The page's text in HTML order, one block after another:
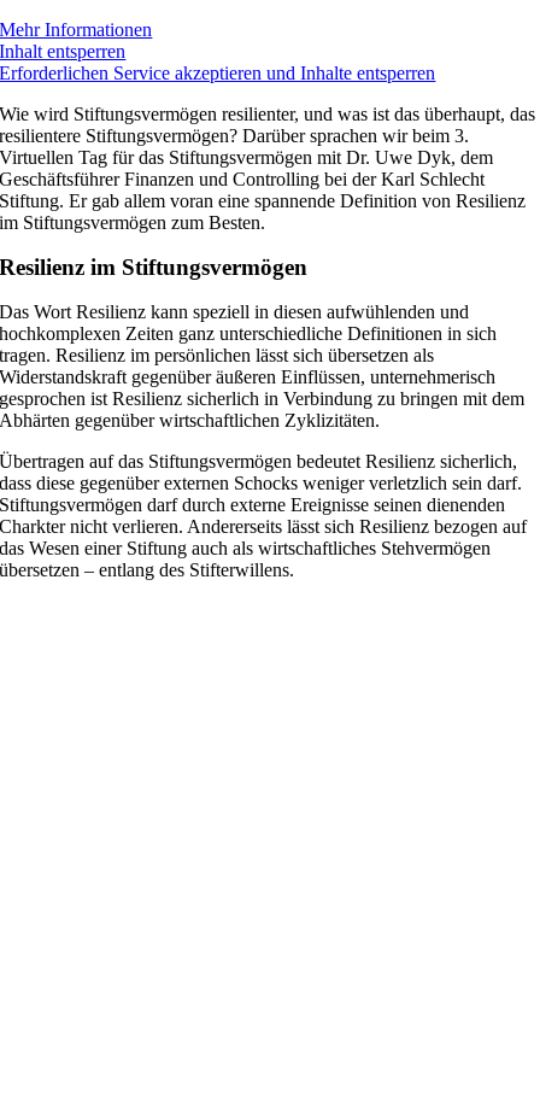
Mehr Informationen
Inhalt entsperren
Erforderlichen Service akzeptieren und Inhalte entsperren
Wie wird Stiftungsvermögen resilienter, und was ist das überhaupt, das
resilientere Stiftungsvermögen? Darüber sprachen wir beim 3.
Virtuellen Tag für das Stiftungsvermögen mit Dr. Uwe Dyk, dem
Geschäftsführer Finanzen und Controlling bei der Karl Schlecht
Stiftung. Er gab allem voran eine spannende Definition von Resilienz
im Stiftungsvermögen zum Besten.
Resilienz im Stiftungsvermögen
Das Wort Resilienz kann speziell in diesen aufwühlenden und
hochkomplexen Zeiten ganz unterschiedliche Definitionen in sich
tragen. Resilienz im persönlichen lässt sich übersetzen als
Widerstandskraft gegenüber äußeren Einflüssen, unternehmerisch
gesprochen ist Resilienz sicherlich in Verbindung zu bringen mit dem
Abhärten gegenüber wirtschaftlichen Zyklizitäten.
Übertragen auf das Stiftungsvermögen bedeutet Resilienz sicherlich,
dass diese gegenüber externen Schocks weniger verletzlich sein darf.
Stiftungsvermögen darf durch externe Ereignisse seinen dienenden
Charkter nicht verlieren. Andererseits lässt sich Resilienz bezogen auf
das Wesen einer Stiftung auch als wirtschaftliches Stehvermögen
übersetzen – entlang des Stifterwillens.